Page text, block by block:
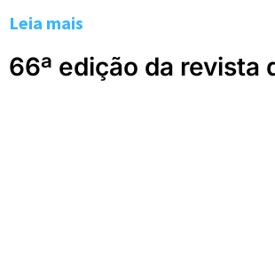
Leia mais
66ª edição da revista